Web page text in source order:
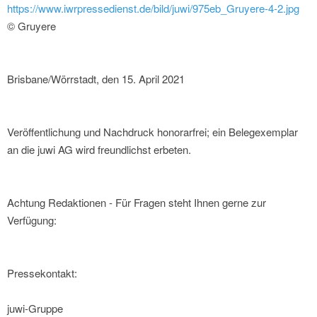
https://www.iwrpressedienst.de/bild/juwi/975eb_Gruyere-4-2.jpg
© Gruyere
Brisbane/Wörrstadt, den 15. April 2021
Veröffentlichung und Nachdruck honorarfrei; ein Belegexemplar
an die juwi AG wird freundlichst erbeten.
Achtung Redaktionen - Für Fragen steht Ihnen gerne zur
Verfügung:
Pressekontakt:
juwi-Gruppe